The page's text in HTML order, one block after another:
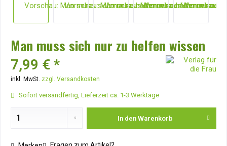
Man muss sich nur zu helfen wissen
7,99 € *
inkl. MwSt. zzgl. Versandkosten
Sofort versandfertig, Lieferzeit ca. 1-3 Werktage
In den Warenkorb